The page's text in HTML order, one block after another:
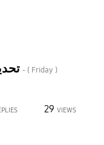
تحديث أوجه ساعة جلاكسي - ( Friday )
29 VIEWS